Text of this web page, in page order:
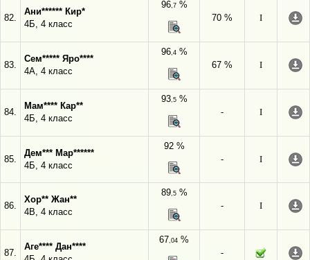
82.
Ани****** Кир*
4Б, 4 класс
96,7%
70 %
I
83.
Сем***** Яро****
4А, 4 класс
96,4%
67 %
I
84.
Мам**** Кар**
4Б, 4 класс
93,5%
-
I
85.
Дем*** Мар******
4Б, 4 класс
92 %
-
I
86.
Хор** Жан**
4В, 4 класс
89,5%
-
I
87.
Аге**** Дан****
67,04 %
-